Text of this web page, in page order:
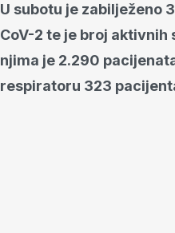
U subotu je zabilježeno
CoV-2 te je broj aktivnih
njima je 2.290
respiratoru 323